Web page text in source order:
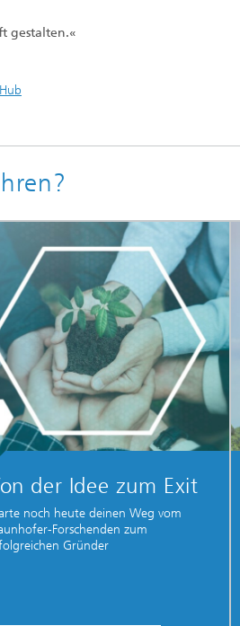
gestalten.«
der Idee zum Exit
noch heute deinen Weg vom
Forschenden zum
Gründer